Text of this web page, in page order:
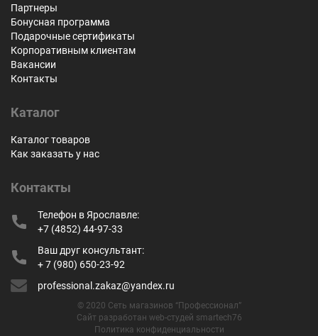
Партнеры
Бонусная программа
Подарочные сертификаты
Корпоративным клиентам
Вакансии
Контакты
Каталог
Каталог товаров
Как заказать у нас
Контакты
Телефон в Ярославле:
+7 (4852) 44-97-33
Ваш друг консультант:
+ 7 (980) 650-23-92
professional.zakaz@yandex.ru
© 2020 Сеть магазинов “Профессионал”
Сайт разработан web-студей smartech76
Политика конфиденциальности